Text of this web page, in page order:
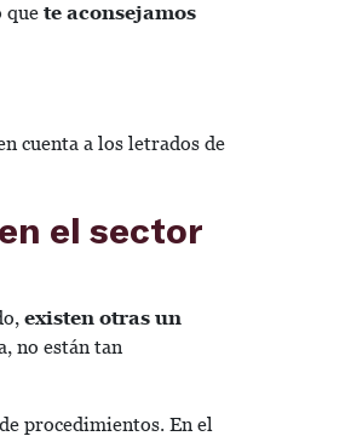
que te aconsejamos
cuenta a los letrados de
el sector
existen otras un
no están tan
procedimientos. En el